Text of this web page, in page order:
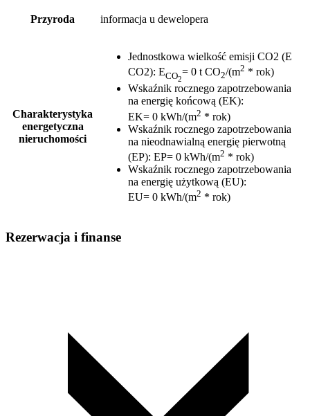
Przyroda informacja u dewelopera
Charakterystyka
energetyczna
nieruchomości
Jednostkowa wielkość emisji CO2 (E
CO2): ECO2
= 0 t CO2/(m2 * rok)
Wskaźnik rocznego zapotrzebowania
na energię końcową (EK):
EK= 0 kWh/(m2 * rok)
Wskaźnik rocznego zapotrzebowania
na nieodnawialną energię pierwotną
(EP): EP= 0 kWh/(m2 * rok)
Wskaźnik rocznego zapotrzebowania
na energię użytkową (EU):
EU= 0 kWh/(m2 * rok)
Rezerwacja i finanse